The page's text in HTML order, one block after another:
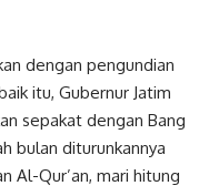
dengan pengundian
itu, Gubernur Jatim
sepakat dengan Bang
bulan diturunkannya
Al-Qur’an, mari hitung